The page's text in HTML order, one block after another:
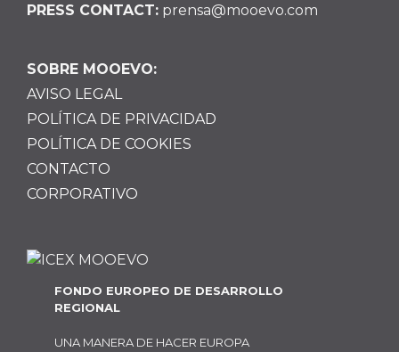
PRESS CONTACT: prensa@mooevo.com
SOBRE MOOEVO:
AVISO LEGAL
POLÍTICA DE PRIVACIDAD
POLÍTICA DE COOKIES
CONTACTO
CORPORATIVO
FONDO EUROPEO DE DESARROLLO
REGIONAL
UNA MANERA DE HACER EUROPA